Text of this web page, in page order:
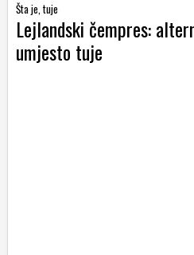
Šta je, tuje
Lejlandski čempres:
umjesto tuje